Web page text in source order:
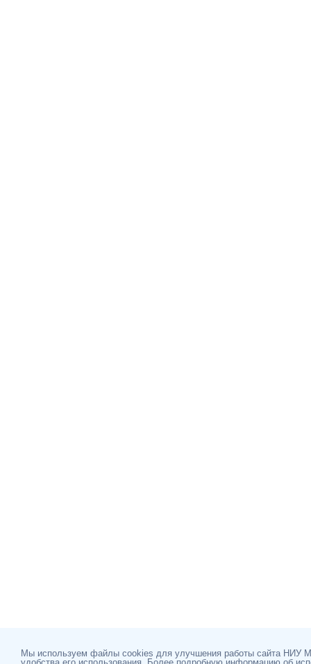
Мы используем файлы cookies для улучшения работы сайта НИУ